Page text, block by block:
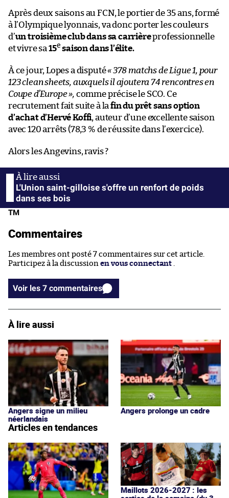
Après deux saisons au FCN, le portier de 35 ans, formé
à l’Olympique lyonnais, va donc porter les couleurs
d’un troisième club dans sa carrièreprofessionnelle
et vivre sa 15e saison dans l’élite.
À ce jour, Lopes a disputé« 378 matchs de Ligue 1, pour
123 clean sheets, auxquels il ajoutera 74 rencontres en
Coupe d’Europe », comme précise le SCO. Ce
recrutement fait suite à la fin du prêt sans option
d’achat d’Hervé Koffi, auteur d’une excellente saison
avec 120 arrêts (78,3 % de réussite dans l’exercice).
Alors les Angevins, ravis ?
L'Union saint-gilloise s'offre un renfort de poids
dans ses bois
TM
Commentaires
Les membres ont posté 7 commentaires sur cet article.
Participez à la discussion en vous connectant
Voir les 7 commentaires
À lire aussi
Angers signe un milieu
néerlandais
Angers prolonge un cadre
Articles en tendances
Maillots 2026-2027 : les